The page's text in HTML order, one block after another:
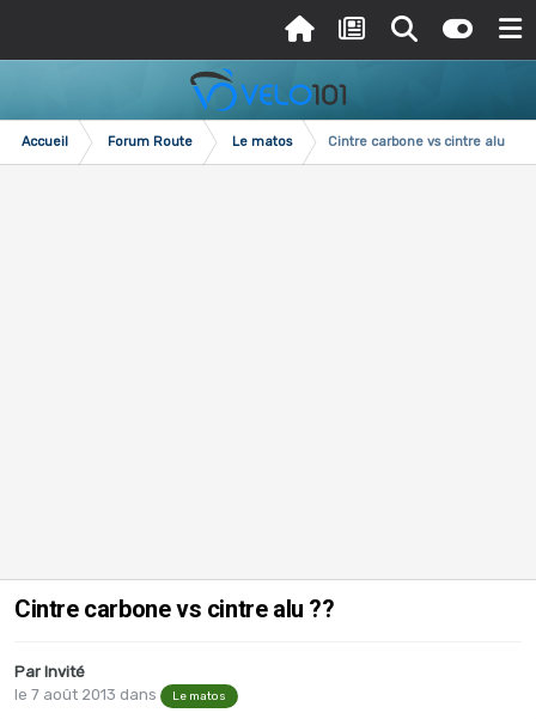
Accueil Forum Route Le matos Cintre carbone vs cintre alu ??
Cintre carbone vs cintre alu ??
Par Invité
le 7 août 2013 dans Le matos